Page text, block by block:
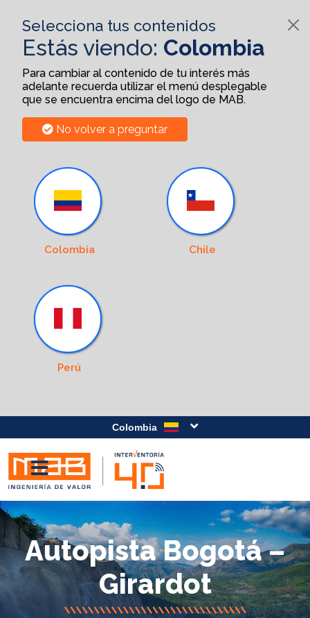
Selecciona tus contenidos
Estás viendo: Colombia
Para cambiar al contenido de tu interés más
adelante recuerda utilizar el menú desplegable
que se encuentra encima del logo de MAB.
No volver a preguntar
Colombia Chile
Perú
Colombia
Autopista Bogotá –
Girardot